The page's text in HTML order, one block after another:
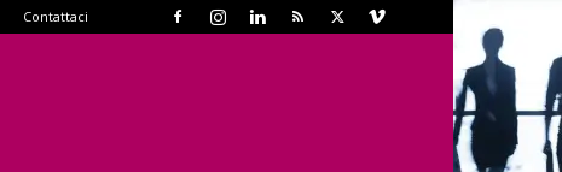
Contattaci